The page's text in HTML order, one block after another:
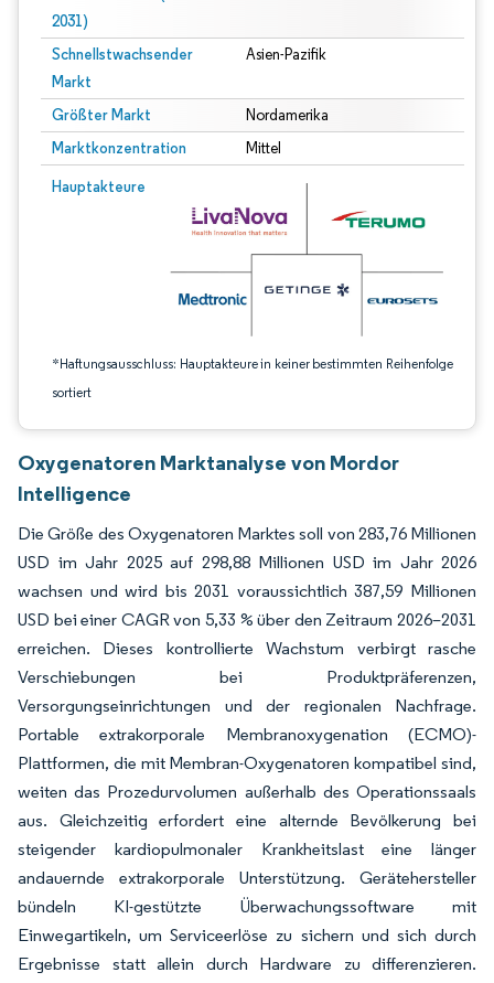
2031)
Schnellstwachsender
Markt
Asien-Pazifik
Größter Markt Nordamerika
Marktkonzentration Mittel
Hauptakteure
*Haftungsausschluss: Hauptakteure in keiner bestimmten Reihenfolge
sortiert
Bild © Mordor Intelligence. Wiederverwendung erfordert Namensnennung
Oxygenatoren Marktanalyse von Mordor
Intelligence
Die Größe des Oxygenatoren Marktes soll von 283,76 Millionen
USD im Jahr 2025 auf 298,88 Millionen USD im Jahr 2026
wachsen und wird bis 2031 voraussichtlich 387,59 Millionen
USD bei einer CAGR von 5,33 % über den Zeitraum 2026–2031
erreichen. Dieses kontrollierte Wachstum verbirgt rasche
Verschiebungen bei Produktpräferenzen,
Versorgungseinrichtungen und der regionalen Nachfrage.
Portable extrakorporale Membranoxygenation (ECMO)-
Plattformen, die mit Membran-Oxygenatoren kompatibel sind,
weiten das Prozedurvolumen außerhalb des Operationssaals
aus. Gleichzeitig erfordert eine alternde Bevölkerung bei
steigender kardiopulmonaler Krankheitslast eine länger
andauernde extrakorporale Unterstützung. Gerätehersteller
bündeln KI-gestützte Überwachungssoftware mit
Einwegartikeln, um Serviceerlöse zu sichern und sich durch
Ergebnisse statt allein durch Hardware zu differenzieren.